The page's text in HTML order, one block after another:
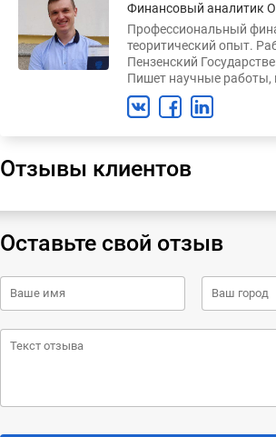
Финансовый аналитик
Профессиональный
теоритический опыт.
Пензенский
Пишет научные работы,
Отзывы клиентов
Оставьте свой отзыв